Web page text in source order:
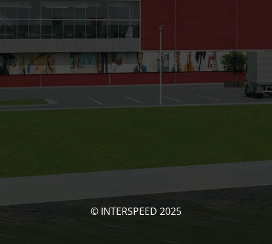
© INTERSPEED 2025